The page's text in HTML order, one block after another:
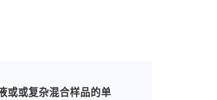
或或复杂混合样品的单